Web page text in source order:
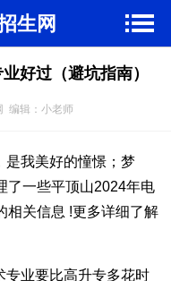
生网
好过（避坑指南）
编辑：小老师
是我美好的憧憬；梦
了一些平顶山2024年电
相关信息 !更多详细了解
专业要比高升专多花时